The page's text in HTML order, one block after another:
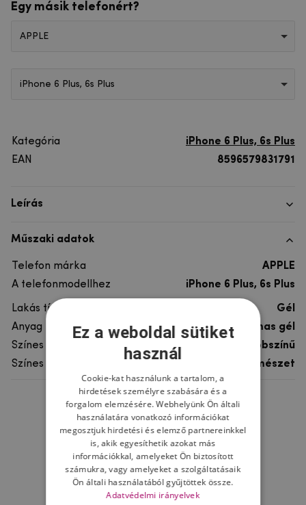
Egy másik telefonért?
APPLE
iPhone 6 Plus, 6s Plus
Kategória
iPhone 6 Plus, 6s Plus
EAN
8596579831791
Leírás
Műszaki adatok
Telefon márka
APPLE
A telefonmodellhez
iPhone 6 Plus, 6s Plus
Lakás típusa
Gél
Anyag
rugalmas gél
Színes
többszínű
Színes motívum
Természet
Ne felejtsd el
Ez a weboldal sütiket
használ
Cookie-kat használunk a tartalom, a
hirdetések személyre szabására és a
forgalom elemzésére. Webhelyünk Ön általi
használatára vonatkozó információkat
megosztjuk hirdetési és elemző partnereinkkel
is, akik egyesíthetik azokat más
információkkal, amelyeket Ön biztosított
számukra, vagy amelyeket a szolgáltatásaik
Ön általi használatából gyűjtöttek össze.
Adatvédelmi irányelvek